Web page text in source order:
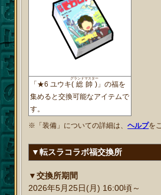
「★6 ユウキ(総帥)
グランドマスター
」の福を
集めると交換可能なアイテムで
す。
※「装備」についての詳細は、ヘルプを
▼転スラコラボ福交換所
▼交換所期間
2026年5月25日(月) 16:00頃～